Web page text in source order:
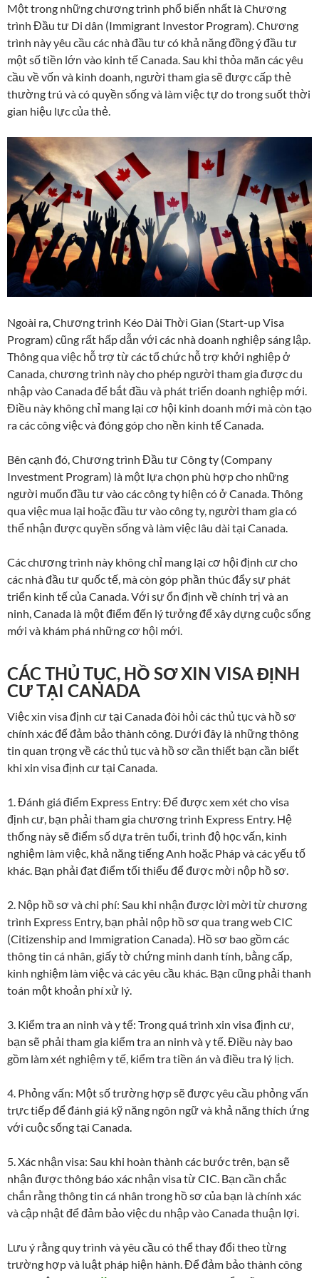
Một trong những chương trình phổ biến nhất là Chương
trình Đầu tư Di dân (Immigrant Investor Program). Chương
trình này yêu cầu các nhà đầu tư có khả năng đồng ý đầu tư
một số tiền lớn vào kinh tế Canada. Sau khi thỏa mãn các yêu
cầu về vốn và kinh doanh, người tham gia sẽ được cấp thẻ
thường trú và có quyền sống và làm việc tự do trong suốt thời
gian hiệu lực của thẻ.
Ngoài ra, Chương trình Kéo Dài Thời Gian (Start-up Visa
Program) cũng rất hấp dẫn với các nhà doanh nghiệp sáng lập.
Thông qua việc hỗ trợ từ các tổ chức hỗ trợ khởi nghiệp ở
Canada, chương trình này cho phép người tham gia được du
nhập vào Canada để bắt đầu và phát triển doanh nghiệp mới.
Điều này không chỉ mang lại cơ hội kinh doanh mới mà còn tạo
ra các công việc và đóng góp cho nền kinh tế Canada.
Bên cạnh đó, Chương trình Đầu tư Công ty (Company
Investment Program) là một lựa chọn phù hợp cho những
người muốn đầu tư vào các công ty hiện có ở Canada. Thông
qua việc mua lại hoặc đầu tư vào công ty, người tham gia có
thể nhận được quyền sống và làm việc lâu dài tại Canada.
Các chương trình này không chỉ mang lại cơ hội định cư cho
các nhà đầu tư quốc tế, mà còn góp phần thúc đẩy sự phát
triển kinh tế của Canada. Với sự ổn định về chính trị và an
ninh, Canada là một điểm đến lý tưởng để xây dựng cuộc sống
mới và khám phá những cơ hội mới.
CÁC THỦ TỤC, HỒ SƠ XIN VISA ĐỊNH
CƯ TẠI CANADA
Việc xin visa định cư tại Canada đòi hỏi các thủ tục và hồ sơ
chính xác để đảm bảo thành công. Dưới đây là những thông
tin quan trọng về các thủ tục và hồ sơ cần thiết bạn cần biết
khi xin visa định cư tại Canada.
1. Đánh giá điểm Express Entry: Để được xem xét cho visa
định cư, bạn phải tham gia chương trình Express Entry. Hệ
thống này sẽ điểm số dựa trên tuổi, trình độ học vấn, kinh
nghiệm làm việc, khả năng tiếng Anh hoặc Pháp và các yếu tố
khác. Bạn phải đạt điểm tối thiểu để được mời nộp hồ sơ.
2. Nộp hồ sơ và chi phí: Sau khi nhận được lời mời từ chương
trình Express Entry, bạn phải nộp hồ sơ qua trang web CIC
(Citizenship and Immigration Canada). Hồ sơ bao gồm các
thông tin cá nhân, giấy tờ chứng minh danh tính, bằng cấp,
kinh nghiệm làm việc và các yêu cầu khác. Bạn cũng phải thanh
toán một khoản phí xử lý.
3. Kiểm tra an ninh và y tế: Trong quá trình xin visa định cư,
bạn sẽ phải tham gia kiểm tra an ninh và y tế. Điều này bao
gồm làm xét nghiệm y tế, kiểm tra tiền án và điều tra lý lịch.
4. Phỏng vấn: Một số trường hợp sẽ được yêu cầu phỏng vấn
trực tiếp để đánh giá kỹ năng ngôn ngữ và khả năng thích ứng
với cuộc sống tại Canada.
5. Xác nhận visa: Sau khi hoàn thành các bước trên, bạn sẽ
nhận được thông báo xác nhận visa từ CIC. Bạn cần chắc
chắn rằng thông tin cá nhân trong hồ sơ của bạn là chính xác
và cập nhật để đảm bảo việc du nhập vào Canada thuận lợi.
Lưu ý rằng quy trình và yêu cầu có thể thay đổi theo từng
trường hợp và luật pháp hiện hành. Để đảm bảo thành công